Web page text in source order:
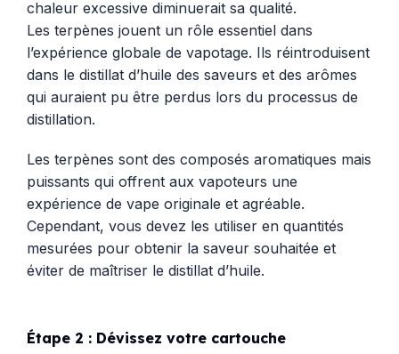
chaleur excessive diminuerait sa qualité.
Les terpènes jouent un rôle essentiel dans
l’expérience globale de vapotage. Ils réintroduisent
dans le distillat d’huile des saveurs et des arômes
qui auraient pu être perdus lors du processus de
distillation.
Les terpènes sont des composés aromatiques mais
puissants qui offrent aux vapoteurs une
expérience de vape originale et agréable.
Cependant, vous devez les utiliser en quantités
mesurées pour obtenir la saveur souhaitée et
éviter de maîtriser le distillat d’huile.
Étape 2 : Dévissez votre cartouche